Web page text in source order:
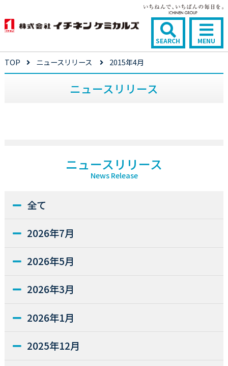
SEARCH MENU
TOP ニュースリリース 2015年4月
ニュースリリース
ニュースリリース
News Release
全て
2026年7月
2026年5月
2026年3月
2026年1月
2025年12月